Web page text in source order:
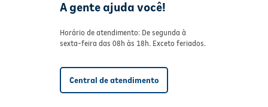
A gente ajuda você!
Horário de atendimento: De segunda à
sexta-feira das 08h às 18h. Exceto feriados.
Central de atendimento